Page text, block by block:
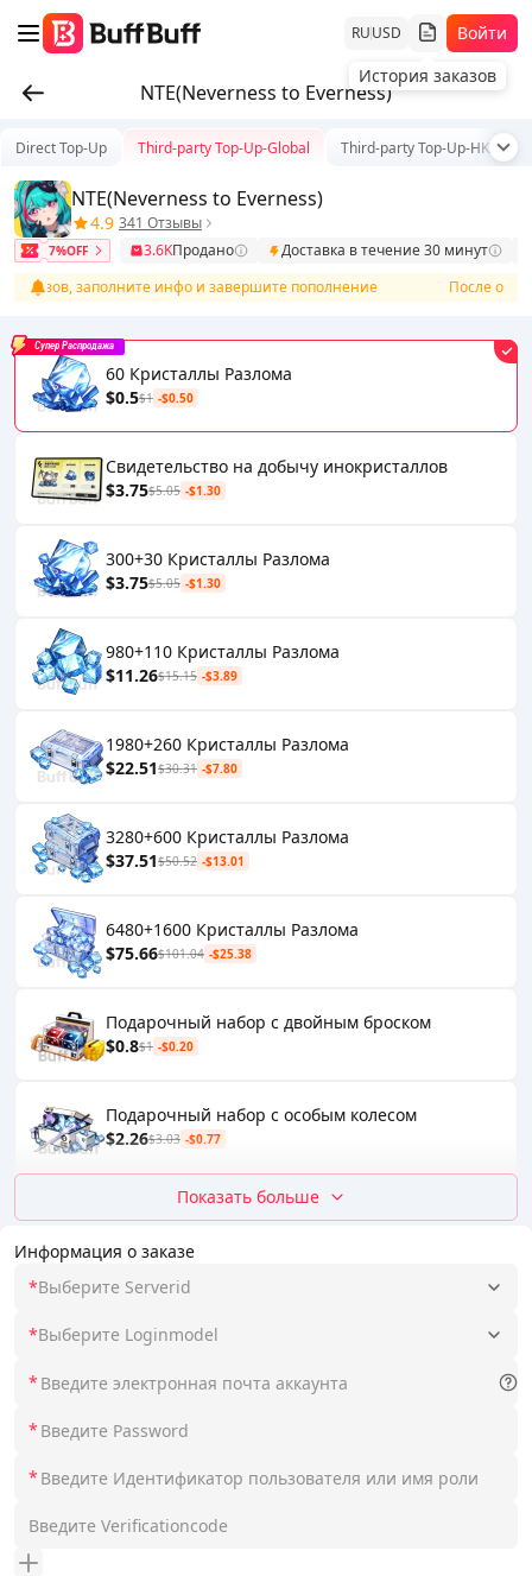
RUUSD
История заказов
Войти
NTE(Neverness to Everness)
Информация о заказе
*Выберите Serverid
*Выберите Loginmodel
*
*
*
Direct Top-Up Third-party Top-Up-Global Third-party Top-Up-HK/TW/
NTE(Neverness to Everness)
4.9 341 Отзывы
7%OFF 3.6KПродано
Доставка в течение 30 минут
заполните инфо и завершите пополнение
После
60 Кристаллы Разлома
$0.5$1 -$0.50
Супер Распродажа
Свидетельство на добычу инокристаллов
$3.75$5.05 -$1.30
300+30 Кристаллы Разлома
$3.75$5.05 -$1.30
980+110 Кристаллы Разлома
$11.26$15.15 -$3.89
1980+260 Кристаллы Разлома
$22.51$30.31 -$7.80
3280+600 Кристаллы Разлома
$37.51$50.52 -$13.01
6480+1600 Кристаллы Разлома
$75.66$101.04 -$25.38
Подарочный набор с двойным броском
$0.8$1 -$0.20
Подарочный набор с особым колесом
$2.26$3.03 -$0.77
Показать больше